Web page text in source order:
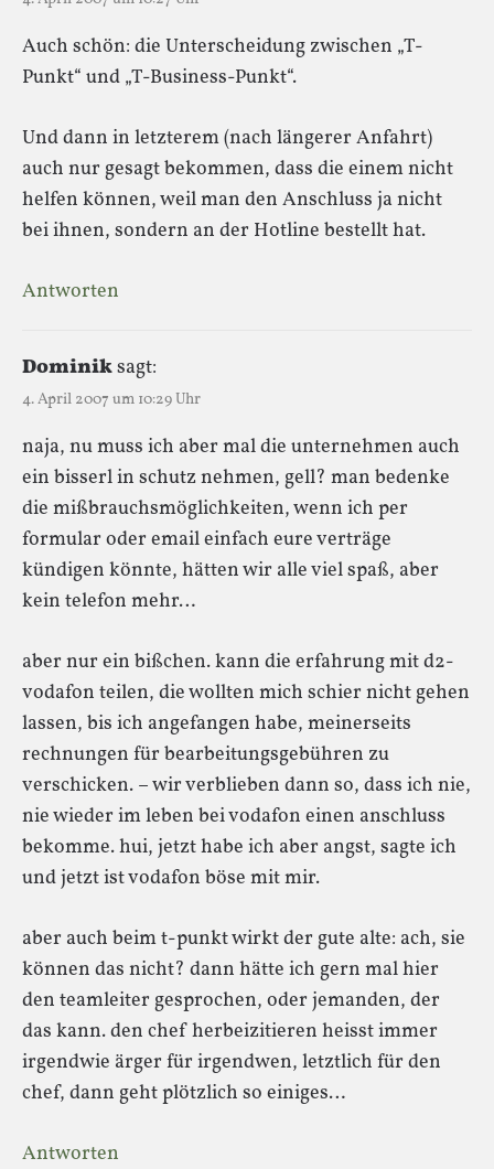
Auch schön: die Unterscheidung zwischen „T-
Punkt“ und „T-Business-Punkt“.
Und dann in letzterem (nach längerer Anfahrt)
auch nur gesagt bekommen, dass die einem nicht
helfen können, weil man den Anschluss ja nicht
bei ihnen, sondern an der Hotline bestellt hat.
Antworten
Dominiksagt:
4. April 2007 um 10:29 Uhr
naja, nu muss ich aber mal die unternehmen auch
ein bisserl in schutz nehmen, gell? man bedenke
die mißbrauchsmöglichkeiten, wenn ich per
formular oder email einfach eure verträge
kündigen könnte, hätten wir alle viel spaß, aber
kein telefon mehr…
aber nur ein bißchen. kann die erfahrung mit d2-
vodafon teilen, die wollten mich schier nicht gehen
lassen, bis ich angefangen habe, meinerseits
rechnungen für bearbeitungsgebühren zu
verschicken. – wir verblieben dann so, dass ich nie,
nie wieder im leben bei vodafon einen anschluss
bekomme. hui, jetzt habe ich aber angst, sagte ich
und jetzt ist vodafon böse mit mir.
aber auch beim t-punkt wirkt der gute alte: ach, sie
können das nicht? dann hätte ich gern mal hier
den teamleiter gesprochen, oder jemanden, der
das kann. den chef herbeizitieren heisst immer
irgendwie ärger für irgendwen, letztlich für den
chef, dann geht plötzlich so einiges…
Antworten